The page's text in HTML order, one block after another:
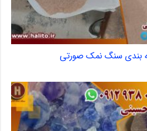
بندی سنگ نمک صورتی